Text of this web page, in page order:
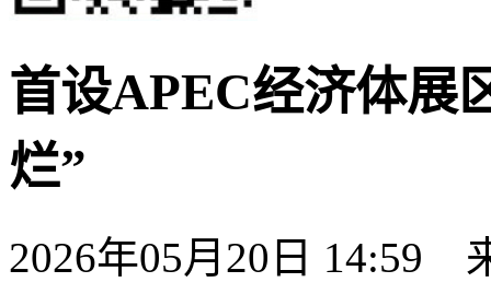
首设APEC经济体展
烂”
2026年05月20日 14:59